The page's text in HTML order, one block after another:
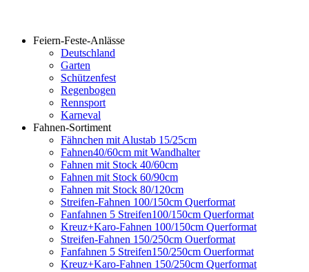
Feiern-Feste-Anlässe
Deutschland
Garten
Schützenfest
Regenbogen
Rennsport
Karneval
Fahnen-Sortiment
Fähnchen mit Alustab 15/25cm
Fahnen40/60cm mit Wandhalter
Fahnen mit Stock 40/60cm
Fahnen mit Stock 60/90cm
Fahnen mit Stock 80/120cm
Streifen-Fahnen 100/150cm Querformat
Fanfahnen 5 Streifen100/150cm Querformat
Kreuz+Karo-Fahnen 100/150cm Querformat
Streifen-Fahnen 150/250cm Ouerformat
Fanfahnen 5 Streifen150/250cm Ouerformat
Kreuz+Karo-Fahnen 150/250cm Querformat